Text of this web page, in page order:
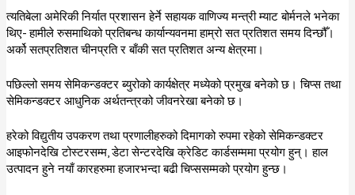
त्यतिबेला अमेरिकी निर्यात प्रशासन हेर्ने सहायक वाणिज्य मन्त्री म्याट बोर्मनले भनेका
थिए- हामीले रुसमाथिको प्रतिबन्ध कार्यान्यवनमा हाम्रो सत प्रतिशत समय दिन्छौँ।
अर्को सतप्रतिशत चीनप्रति र बाँकी सत प्रतिशत अन्य क्षेत्रमा।
पछिल्लो समय सेमिकन्डक्टर ब्युरोको कार्यक्षेत्र मध्येको प्रमुख बनेको छ। चिप्स तथा
सेमिकन्डक्टर आधुनिक अर्थतन्त्रको जीवनरेखा बनेको छ।
हरेको विद्युतीय उपकरण तथा प्रणालीहरुको दिमागको रुपमा रहेको सेमिकन्डक्टर
आइफोनदेखि टोस्टरसम्म, डेटा सेन्टरदेखि क्रेडिट कार्डसम्ममा प्रयोग हुन्। हाल
उत्पादन हुने नयाँ कारहरुमा हजारभन्दा बढी चिप्ससम्मको प्रयोग हुन्छ।